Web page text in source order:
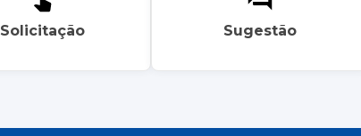
Solicitação Sugestão